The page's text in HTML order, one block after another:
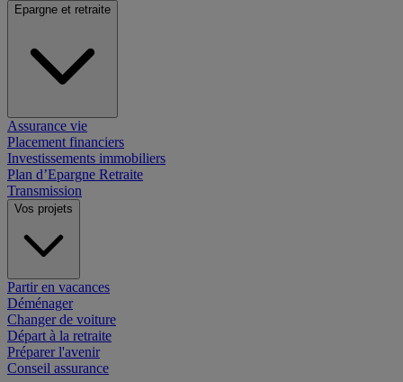
Epargne et retraite
Assurance vie
Placement financiers
Investissements immobiliers
Plan d’Epargne Retraite
Transmission
Vos projets
Partir en vacances
Déménager
Changer de voiture
Départ à la retraite
Préparer l'avenir
Conseil assurance